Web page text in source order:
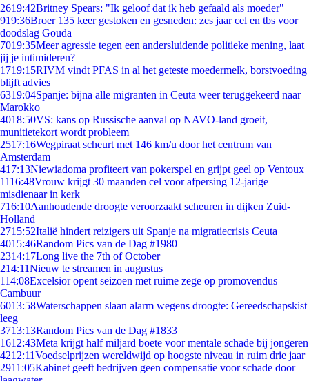
2619:42Britney Spears: "Ik geloof dat ik heb gefaald als moeder"
919:36Broer 135 keer gestoken en gesneden: zes jaar cel en tbs voor
doodslag Gouda
7019:35Meer agressie tegen een andersluidende politieke mening, laat
jij je intimideren?
1719:15RIVM vindt PFAS in al het geteste moedermelk, borstvoeding
blijft advies
6319:04Spanje: bijna alle migranten in Ceuta weer teruggekeerd naar
Marokko
4018:50VS: kans op Russische aanval op NAVO-land groeit,
munitietekort wordt probleem
2517:16Wegpiraat scheurt met 146 km/u door het centrum van
Amsterdam
417:13Niewiadoma profiteert van pokerspel en grijpt geel op Ventoux
1116:48Vrouw krijgt 30 maanden cel voor afpersing 12-jarige
misdienaar in kerk
716:10Aanhoudende droogte veroorzaakt scheuren in dijken Zuid-
Holland
2715:52Italië hindert reizigers uit Spanje na migratiecrisis Ceuta
4015:46Random Pics van de Dag #1980
2314:17Long live the 7th of October
214:11Nieuw te streamen in augustus
114:08Excelsior opent seizoen met ruime zege op promovendus
Cambuur
6013:58Waterschappen slaan alarm wegens droogte: Gereedschapskist
leeg
3713:13Random Pics van de Dag #1833
1612:43Meta krijgt half miljard boete voor mentale schade bij jongeren
4212:11Voedselprijzen wereldwijd op hoogste niveau in ruim drie jaar
2911:05Kabinet geeft bedrijven geen compensatie voor schade door